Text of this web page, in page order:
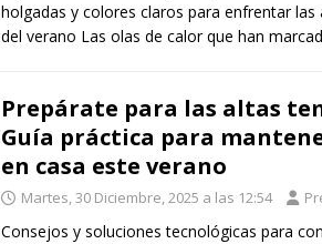
holgadas y colores claros para enfrentar
del verano Las olas de calor que han
Prepárate para las altas
Guía práctica para
en casa este verano
Martes, 30 Diciembre, 2025 a las 12:54
Consejos y soluciones tecnológicas para